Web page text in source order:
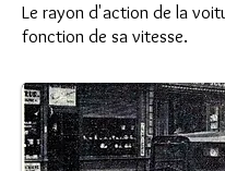
Le rayon d'action de la
fonction de sa vitesse.